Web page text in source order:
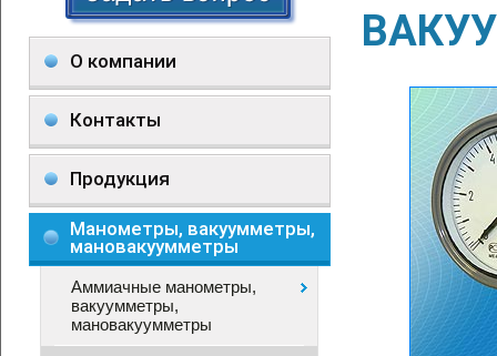
О компании
Контакты
Продукция
Манометры, вакуумметры,
мановакуумметры
Аммиачные манометры,
вакуумметры,
мановакуумметры